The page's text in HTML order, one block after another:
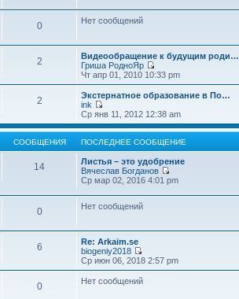
е
м
у
о
о
б
е
н
ю
л
е
д
н
е
у
о
о
б
щ
н
ю
0 Нет сообщений
2
Видеообращение к будущим роди…
Гриша РодноЯр
П
е
р
е
й
т
и
к
о
с
л
е
д
у
о
б
Чт апр 01, 2010 10:33 pm
2
Экстернатное образование в По…
ink
П
е
р
е
й
т
и
к
п
о
с
д
н
е
м
у
с
Ср янв 11, 2012 12:38 am
СООБЩЕНИЯ ПОСЛЕДНЕЕ СООБЩЕНИЕ
14
Листья – это удобрение
Вячеслав Богданов
П
р
и
о
с
Ср мар 02, 2016 4:01 pm
0 Нет сообщений
6
Re: Arkaim.se
biogeniy2018
П
е
р
е
Ср июн 06, 2018 2:57 pm
0 Нет сообщений